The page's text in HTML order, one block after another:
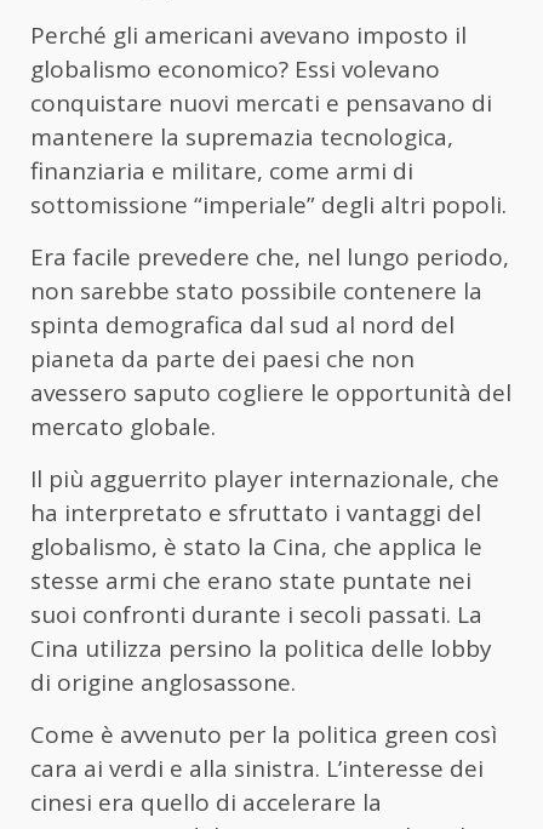
Perché gli americani avevano imposto il
globalismo economico? Essi volevano
conquistare nuovi mercati e pensavano di
mantenere la supremazia tecnologica,
finanziaria e militare, come armi di
sottomissione “imperiale” degli altri popoli.
Era facile prevedere che, nel lungo periodo,
non sarebbe stato possibile contenere la
spinta demografica dal sud al nord del
pianeta da parte dei paesi che non
avessero saputo cogliere le opportunità del
mercato globale.
Il più agguerrito player internazionale, che
ha interpretato e sfruttato i vantaggi del
globalismo, è stato la Cina, che applica le
stesse armi che erano state puntate nei
suoi confronti durante i secoli passati. La
Cina utilizza persino la politica delle lobby
di origine anglosassone.
Come è avvenuto per la politica green così
cara ai verdi e alla sinistra. L’interesse dei
cinesi era quello di accelerare la